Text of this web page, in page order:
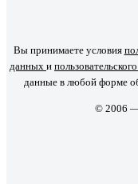
Вы принимаете условия
данных и
данные в любой форме
© 2006 —